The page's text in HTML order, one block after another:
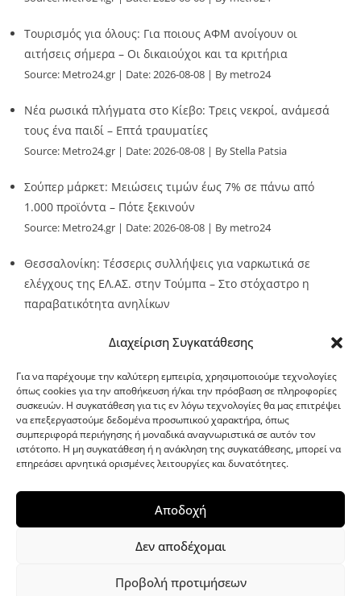
Διαχείριση Συγκατάθεσης
Για να παρέχουμε την καλύτερη εμπειρία, χρησιμοποιούμε τεχνολογίες
όπως cookies για την αποθήκευση ή/και την πρόσβαση σε πληροφορίες
συσκευών. Η συγκατάθεση για τις εν λόγω τεχνολογίες θα μας επιτρέψει
να επεξεργαστούμε δεδομένα προσωπικού χαρακτήρα, όπως
συμπεριφορά περιήγησης ή μοναδικά αναγνωριστικά σε αυτόν τον
ιστότοπο. Η μη συγκατάθεση ή η ανάκληση της συγκατάθεσης, μπορεί να
επηρεάσει αρνητικά ορισμένες λειτουργίες και δυνατότητες.
Αποδοχή
Δεν αποδέχομαι
Προβολή προτιμήσεων
Τουρισμός για όλους: Για ποιους ΑΦΜ ανοίγουν οι
αιτήσεις σήμερα – Οι δικαιούχοι και τα κριτήρια
Source: Metro24.gr Date: 2026-08-08 By metro24
Νέα ρωσικά πλήγματα στο Κίεβο: Τρεις νεκροί, ανάμεσά
τους ένα παιδί – Επτά τραυματίες
Source: Metro24.gr Date: 2026-08-08 By Stella Patsia
Σούπερ μάρκετ: Μειώσεις τιμών έως 7% σε πάνω από
1.000 προϊόντα – Πότε ξεκινούν
Source: Metro24.gr Date: 2026-08-08 By metro24
Θεσσαλονίκη: Τέσσερις συλλήψεις για ναρκωτικά σε
ελέγχους της ΕΛ.ΑΣ. στην Τούμπα – Στο στόχαστρο η
παραβατικότητα ανηλίκων
G-point.gr